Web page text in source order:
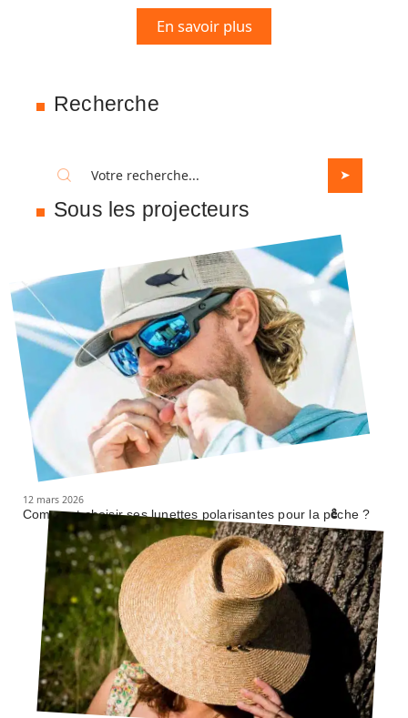
En savoir plus
Recherche
Sous les projecteurs
12 mars 2026
Comment choisir ses lunettes polarisantes pour la pêche ?